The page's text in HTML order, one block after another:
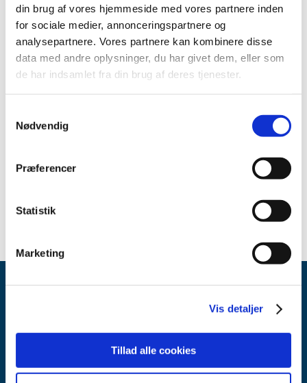
din brug af vores hjemmeside med vores partnere inden
for sociale medier, annonceringspartnere og
analysepartnere. Vores partnere kan kombinere disse
data med andre oplysninger, du har givet dem, eller som
de har indsamlet fra din brug af deres tjenester.
Nødvendig
Præferencer
Statistik
Marketing
Vis detaljer
Tillad alle cookies
Alle (447)
TID
august (1)
2019 (18)
Lægemiddelstyrelsen